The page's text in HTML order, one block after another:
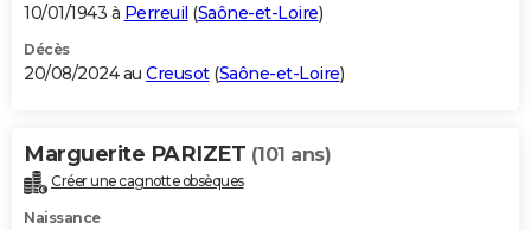
10/01/1943 à Perreuil (Saône-et-Loire)
Décès
20/08/2024 au Creusot(Saône-et-Loire)
Marguerite PARIZET (101 ans)
Créer une cagnotte obsèques
Naissance